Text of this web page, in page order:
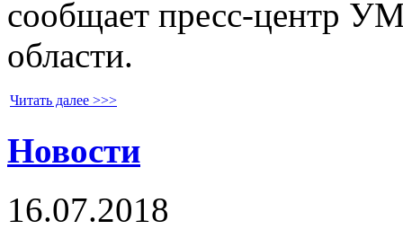
сообщает пресс-центр
области.
Читать далее >>>
Новости
16.07.2018